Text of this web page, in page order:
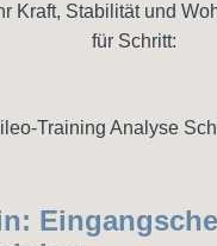
Kraft, Stabilität und
für Schritt: